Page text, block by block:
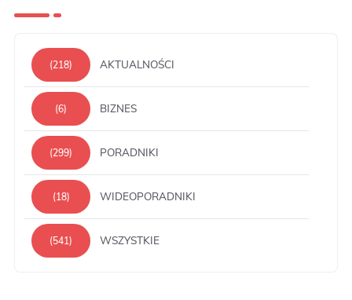
(218) AKTUALNOŚCI
(6) BIZNES
(299) PORADNIKI
(18) WIDEOPORADNIKI
(541) WSZYSTKIE